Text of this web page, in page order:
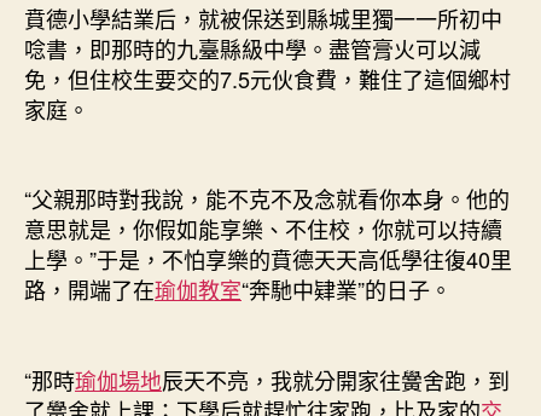
賁德小學結業后，就被保送到縣城里獨一一所初中
唸書，即那時的九臺縣級中學。盡管膏火可以減
免，但住校生要交的7.5元伙食費，難住了這個鄉村
家庭。
“父親那時對我說，能不克不及念就看你本身。他的
意思就是，你假如能享樂、不住校，你就可以持續
上學。”于是，不怕享樂的賁德天天高低學往復40里
路，開端了在瑜伽教室“奔馳中肄業”的日子。
“那時瑜伽場地辰天不亮，我就分開家往黌舍跑，到
了黌舍就上課；下學后就趕忙往家跑，比及家的交